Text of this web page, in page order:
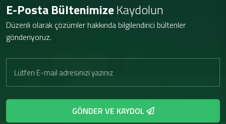
E-Posta BültenimizeKaydolun
Düzenli olarak çözümler hakkında bilgilendirici bültenler
gönderiyoruz.
GÖNDER VE KAYDOL